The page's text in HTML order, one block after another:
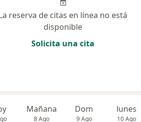
reserva de citas en línea no está
disponible
Solicita una cita
Mañana
8 Ago
Dom
9 Ago
lunes
10 Ago